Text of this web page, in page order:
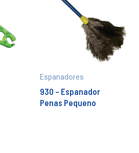
Espanadores
930 – Espanador
Penas Pequeno